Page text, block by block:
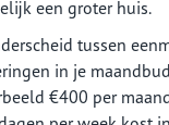
een groter huis.
tussen
in je
€400 per